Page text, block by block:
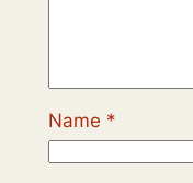
Name *